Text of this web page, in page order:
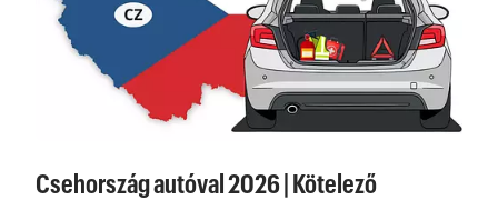
Csehország autóval 2026 | Kötelező